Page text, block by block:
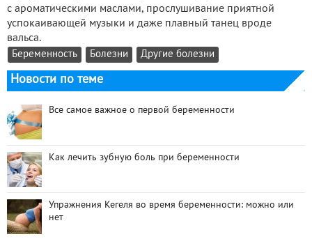
с ароматическими маслами, прослушивание приятной
успокаивающей музыки и даже плавный танец вроде
вальса.
Беременность Болезни Другие болезни
Новости по теме
Все самое важное о первой беременности
Как лечить зубную боль при беременности
Упражнения Кегеля во время беременности: можно или
нет